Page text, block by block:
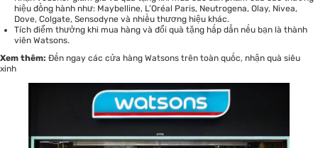
hiệu đồng hành như: Maybelline, L’Oréal Paris, Neutrogena, Olay, Nivea,
Dove, Colgate, Sensodyne và nhiều thương hiệu khác.
Tích điểm thưởng khi mua hàng và đổi quà tặng hấp dẫn nếu bạn là thành
viên Watsons.
Xem thêm: Đến ngay các cửa hàng Watsons trên toàn quốc, nhận quà siêu
xinh